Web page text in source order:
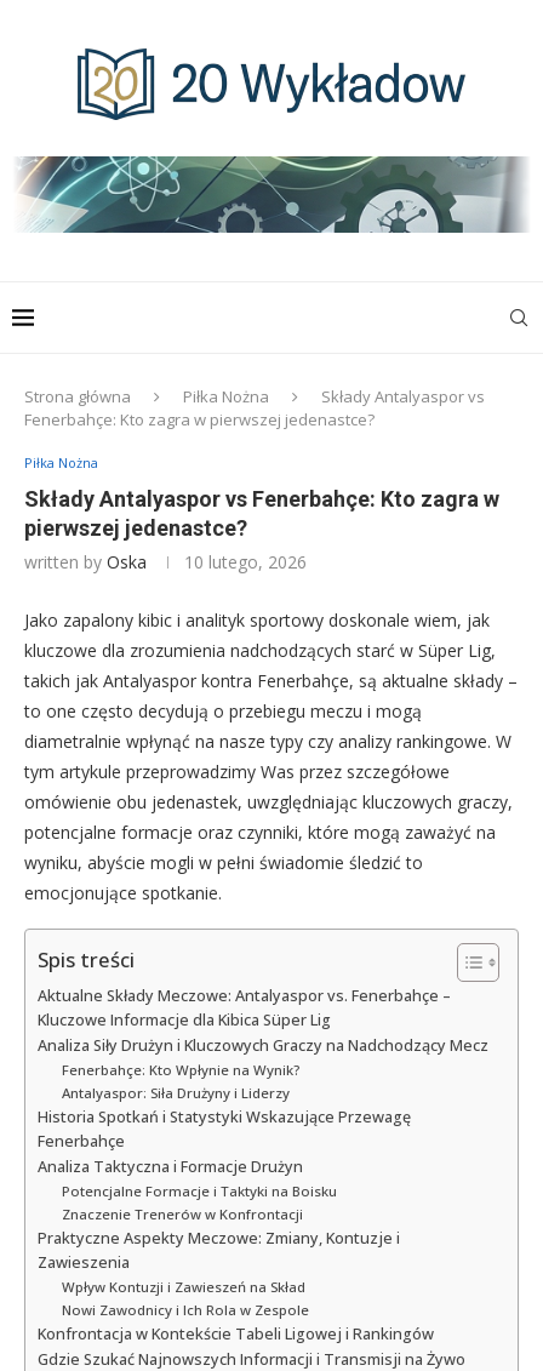
Strona główna Piłka Nożna
Składy Antalyaspor vs
Fenerbahçe: Kto zagra w pierwszej jedenastce?
Piłka Nożna
Składy Antalyaspor vs Fenerbahçe: Kto zagra w
pierwszej jedenastce?
written by Oska 10 lutego, 2026
Jako zapalony kibic i analityk sportowy doskonale wiem, jak
kluczowe dla zrozumienia nadchodzących starć w Süper Lig,
takich jak Antalyaspor kontra Fenerbahçe, są aktualne składy –
to one często decydują o przebiegu meczu i mogą
diametralnie wpłynąć na nasze typy czy analizy rankingowe. W
tym artykule przeprowadzimy Was przez szczegółowe
omówienie obu jedenastek, uwzględniając kluczowych graczy,
potencjalne formacje oraz czynniki, które mogą zaważyć na
wyniku, abyście mogli w pełni świadomie śledzić to
emocjonujące spotkanie.
Spis treści
Aktualne Składy Meczowe: Antalyaspor vs. Fenerbahçe –
Kluczowe Informacje dla Kibica Süper Lig
Analiza Siły Drużyn i Kluczowych Graczy na Nadchodzący Mecz
Fenerbahçe: Kto Wpłynie na Wynik?
Antalyaspor: Siła Drużyny i Liderzy
Historia Spotkań i Statystyki Wskazujące Przewagę
Fenerbahçe
Analiza Taktyczna i Formacje Drużyn
Potencjalne Formacje i Taktyki na Boisku
Znaczenie Trenerów w Konfrontacji
Praktyczne Aspekty Meczowe: Zmiany, Kontuzje i
Zawieszenia
Wpływ Kontuzji i Zawieszeń na Skład
Nowi Zawodnicy i Ich Rola w Zespole
Konfrontacja w Kontekście Tabeli Ligowej i Rankingów
Gdzie Szukać Najnowszych Informacji i Transmisji na Żywo